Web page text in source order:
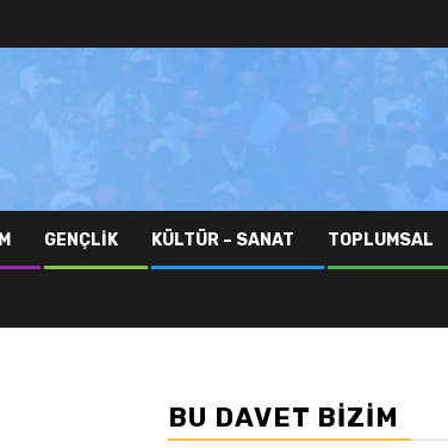
GENÇLIK KÜLTÜR – SANAT TOPLUMSAL
BU DAVET BIZIM